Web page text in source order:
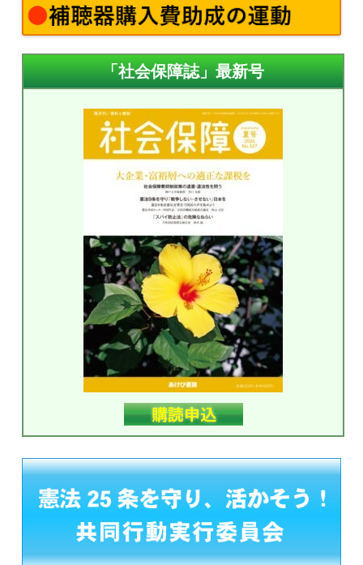
「社会保障誌」最新号